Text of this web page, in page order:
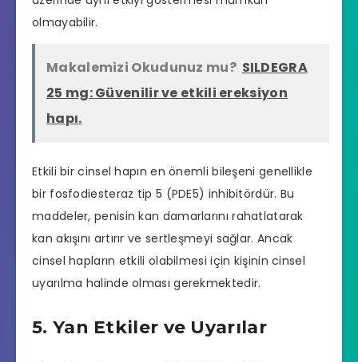
olmayabilir.
Makalemizi Okudunuz mu? SILDEGRA
25 mg: Güvenilir ve etkili ereksiyon
hapı.
Etkili bir cinsel hapın en önemli bileşeni genellikle
bir fosfodiesteraz tip 5 (PDE5) inhibitördür. Bu
maddeler, penisin kan damarlarını rahatlatarak
kan akışını artırır ve sertleşmeyi sağlar. Ancak
cinsel hapların etkili olabilmesi için kişinin cinsel
uyarılma halinde olması gerekmektedir.
5. Yan Etkiler ve Uyarılar